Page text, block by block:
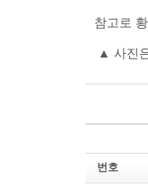
참고로
▲ 사진
번호